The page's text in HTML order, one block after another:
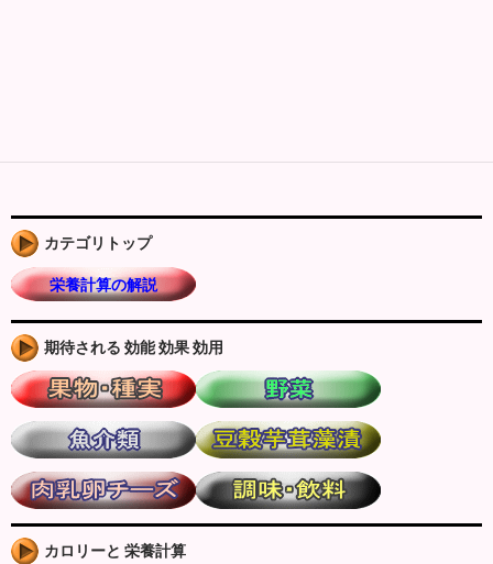
カテゴリトップ
栄養計算の解説
期待される 効能 効果 効用
カロリーと 栄養計算